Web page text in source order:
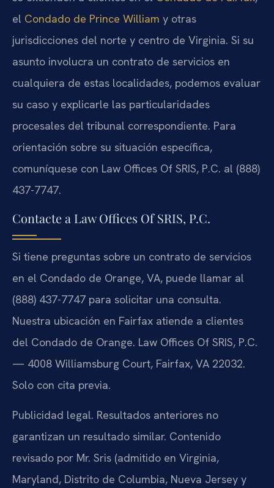
el Condado de Prince William y otras
jurisdicciones del norte y centro de Virginia. Si su
asunto involucra un contrato de servicios en
cualquiera de estas localidades, podemos evaluar
su caso y explicarle las particularidades
procesales del tribunal correspondiente. Para
orientación sobre su situación específica,
comuníquese con Law Offices Of SRIS, P.C. al (888)
437-7747.
Contacte a Law Offices Of SRIS, P.C.
Si tiene preguntas sobre un contrato de servicios
en el Condado de Orange, VA, puede llamar al
(888) 437-7747 para solicitar una consulta.
Nuestra ubicación en Fairfax atiende a clientes
del Condado de Orange. Law Offices Of SRIS, P.C.
— 4008 Williamsburg Court, Fairfax, VA 22032.
Solo con cita previa.
Publicidad legal. Resultados anteriores no
garantizan un resultado similar. Contenido
revisado por Mr. Sris (admitido en Virginia,
Maryland, Distrito de Columbia, Nueva Jersey y